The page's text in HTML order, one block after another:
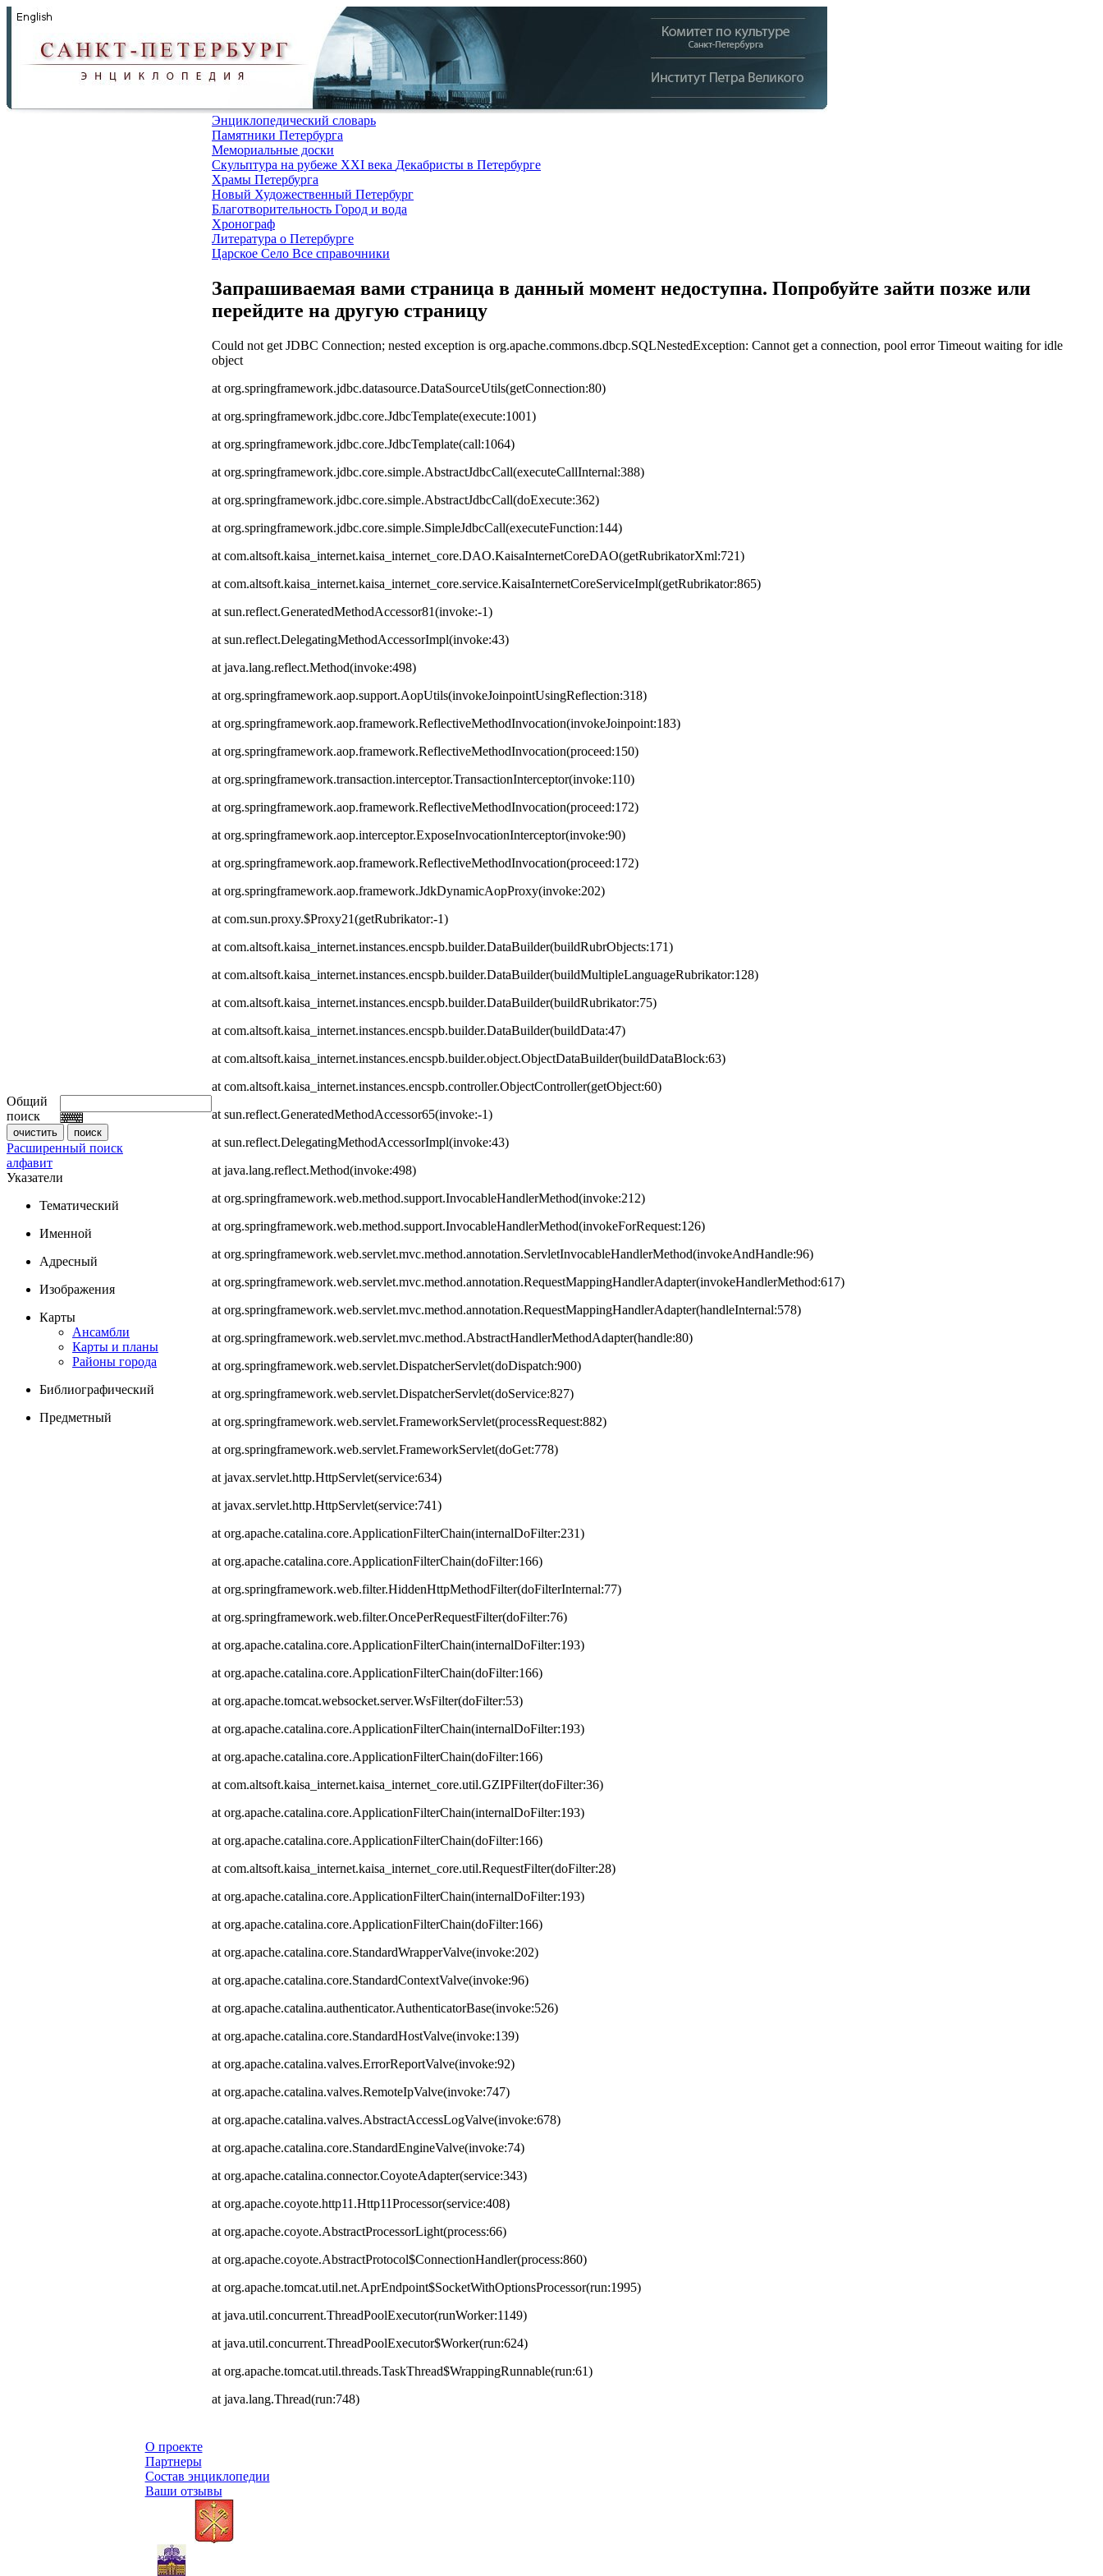
Общий
поиск
Расширенный поиск
алфавит
Указатели
Тематический
Именной
Адресный
Изображения
Карты
Ансамбли
Карты и планы
Районы города
Библиографический
Предметный
Энциклопедический словарь
Памятники Петербурга
Мемориальные доски
Скульптура на рубеже XXI века Декабристы в Петербурге
Храмы Петербурга
Новый Художественный Петербург
Благотворительность Город и вода
Хронограф
Литература о Петербурге
Царское Село Все справочники
Запрашиваемая вами страница в данный момент недоступна. Попробуйте зайти позже или
перейдите на другую страницу
Could not get JDBC Connection; nested exception is org.apache.commons.dbcp.SQLNestedException: Cannot get a connection, pool error Timeout waiting for idle
object
at org.springframework.jdbc.datasource.DataSourceUtils(getConnection:80)
at org.springframework.jdbc.core.JdbcTemplate(execute:1001)
at org.springframework.jdbc.core.JdbcTemplate(call:1064)
at org.springframework.jdbc.core.simple.AbstractJdbcCall(executeCallInternal:388)
at org.springframework.jdbc.core.simple.AbstractJdbcCall(doExecute:362)
at org.springframework.jdbc.core.simple.SimpleJdbcCall(executeFunction:144)
at com.altsoft.kaisa_internet.kaisa_internet_core.DAO.KaisaInternetCoreDAO(getRubrikatorXml:721)
at com.altsoft.kaisa_internet.kaisa_internet_core.service.KaisaInternetCoreServiceImpl(getRubrikator:865)
at sun.reflect.GeneratedMethodAccessor81(invoke:-1)
at sun.reflect.DelegatingMethodAccessorImpl(invoke:43)
at java.lang.reflect.Method(invoke:498)
at org.springframework.aop.support.AopUtils(invokeJoinpointUsingReflection:318)
at org.springframework.aop.framework.ReflectiveMethodInvocation(invokeJoinpoint:183)
at org.springframework.aop.framework.ReflectiveMethodInvocation(proceed:150)
at org.springframework.transaction.interceptor.TransactionInterceptor(invoke:110)
at org.springframework.aop.framework.ReflectiveMethodInvocation(proceed:172)
at org.springframework.aop.interceptor.ExposeInvocationInterceptor(invoke:90)
at org.springframework.aop.framework.ReflectiveMethodInvocation(proceed:172)
at org.springframework.aop.framework.JdkDynamicAopProxy(invoke:202)
at com.sun.proxy.$Proxy21(getRubrikator:-1)
at com.altsoft.kaisa_internet.instances.encspb.builder.DataBuilder(buildRubrObjects:171)
at com.altsoft.kaisa_internet.instances.encspb.builder.DataBuilder(buildMultipleLanguageRubrikator:128)
at com.altsoft.kaisa_internet.instances.encspb.builder.DataBuilder(buildRubrikator:75)
at com.altsoft.kaisa_internet.instances.encspb.builder.DataBuilder(buildData:47)
at com.altsoft.kaisa_internet.instances.encspb.builder.object.ObjectDataBuilder(buildDataBlock:63)
at com.altsoft.kaisa_internet.instances.encspb.controller.ObjectController(getObject:60)
at sun.reflect.GeneratedMethodAccessor65(invoke:-1)
at sun.reflect.DelegatingMethodAccessorImpl(invoke:43)
at java.lang.reflect.Method(invoke:498)
at org.springframework.web.method.support.InvocableHandlerMethod(invoke:212)
at org.springframework.web.method.support.InvocableHandlerMethod(invokeForRequest:126)
at org.springframework.web.servlet.mvc.method.annotation.ServletInvocableHandlerMethod(invokeAndHandle:96)
at org.springframework.web.servlet.mvc.method.annotation.RequestMappingHandlerAdapter(invokeHandlerMethod:617)
at org.springframework.web.servlet.mvc.method.annotation.RequestMappingHandlerAdapter(handleInternal:578)
at org.springframework.web.servlet.mvc.method.AbstractHandlerMethodAdapter(handle:80)
at org.springframework.web.servlet.DispatcherServlet(doDispatch:900)
at org.springframework.web.servlet.DispatcherServlet(doService:827)
at org.springframework.web.servlet.FrameworkServlet(processRequest:882)
at org.springframework.web.servlet.FrameworkServlet(doGet:778)
at javax.servlet.http.HttpServlet(service:634)
at javax.servlet.http.HttpServlet(service:741)
at org.apache.catalina.core.ApplicationFilterChain(internalDoFilter:231)
at org.apache.catalina.core.ApplicationFilterChain(doFilter:166)
at org.springframework.web.filter.HiddenHttpMethodFilter(doFilterInternal:77)
at org.springframework.web.filter.OncePerRequestFilter(doFilter:76)
at org.apache.catalina.core.ApplicationFilterChain(internalDoFilter:193)
at org.apache.catalina.core.ApplicationFilterChain(doFilter:166)
at org.apache.tomcat.websocket.server.WsFilter(doFilter:53)
at org.apache.catalina.core.ApplicationFilterChain(internalDoFilter:193)
at org.apache.catalina.core.ApplicationFilterChain(doFilter:166)
at com.altsoft.kaisa_internet.kaisa_internet_core.util.GZIPFilter(doFilter:36)
at org.apache.catalina.core.ApplicationFilterChain(internalDoFilter:193)
at org.apache.catalina.core.ApplicationFilterChain(doFilter:166)
at com.altsoft.kaisa_internet.kaisa_internet_core.util.RequestFilter(doFilter:28)
at org.apache.catalina.core.ApplicationFilterChain(internalDoFilter:193)
at org.apache.catalina.core.ApplicationFilterChain(doFilter:166)
at org.apache.catalina.core.StandardWrapperValve(invoke:202)
at org.apache.catalina.core.StandardContextValve(invoke:96)
at org.apache.catalina.authenticator.AuthenticatorBase(invoke:526)
at org.apache.catalina.core.StandardHostValve(invoke:139)
at org.apache.catalina.valves.ErrorReportValve(invoke:92)
at org.apache.catalina.valves.RemoteIpValve(invoke:747)
at org.apache.catalina.valves.AbstractAccessLogValve(invoke:678)
at org.apache.catalina.core.StandardEngineValve(invoke:74)
at org.apache.catalina.connector.CoyoteAdapter(service:343)
at org.apache.coyote.http11.Http11Processor(service:408)
at org.apache.coyote.AbstractProcessorLight(process:66)
at org.apache.coyote.AbstractProtocol$ConnectionHandler(process:860)
at org.apache.tomcat.util.net.AprEndpoint$SocketWithOptionsProcessor(run:1995)
at java.util.concurrent.ThreadPoolExecutor(runWorker:1149)
at java.util.concurrent.ThreadPoolExecutor$Worker(run:624)
at org.apache.tomcat.util.threads.TaskThread$WrappingRunnable(run:61)
at java.lang.Thread(run:748)
О проекте
Партнеры
Состав энциклопедии
Ваши отзывы